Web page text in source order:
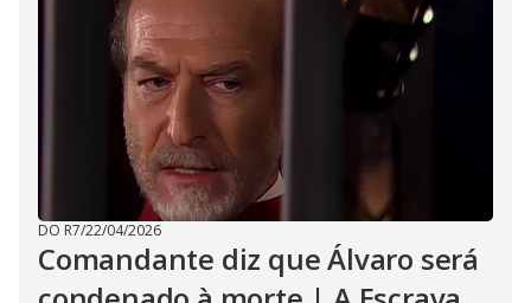
DO R7/22/04/2026
Comandante diz que Álvaro será